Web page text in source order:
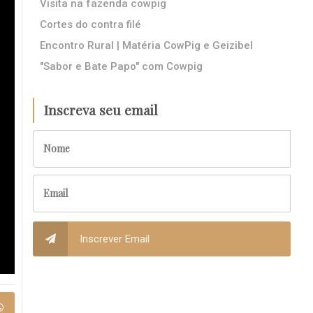
Visita na fazenda cowpig
Cortes do contra filé
Encontro Rural | Matéria CowPig e Geizibel
"Sabor e Bate Papo" com Cowpig
Inscreva seu email
Inscrever Email